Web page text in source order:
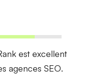
est excellent
agences SEO.